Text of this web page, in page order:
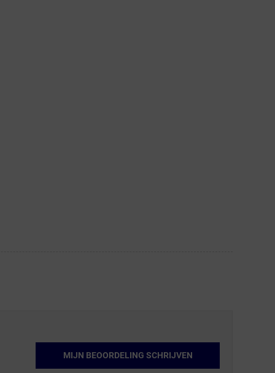
MIJN BEOORDELING SCHRIJVEN